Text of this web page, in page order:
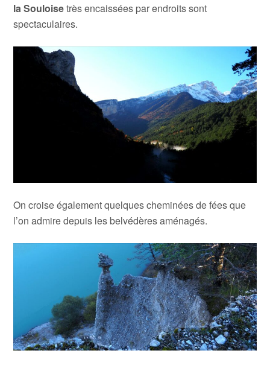
la Souloisetrès encaissées par endroits sont
spectaculaires.
On croise également quelques cheminées de fées que
l’on admire depuis les belvédères aménagés.